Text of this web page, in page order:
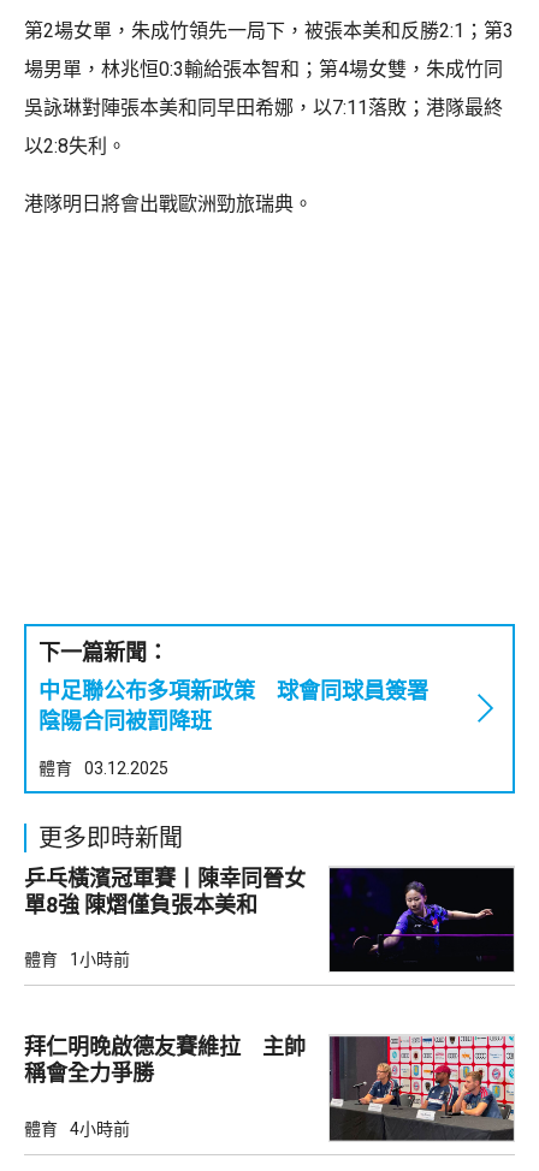
第2場女單，朱成竹領先一局下，被張本美和反勝2:1；第3
場男單，林兆恒0:3輸給張本智和；第4場女雙，朱成竹同
吳詠琳對陣張本美和同早田希娜，以7:11落敗；港隊最終
以2:8失利。
港隊明日將會出戰歐洲勁旅瑞典。
下一篇新聞：
中足聯公布多項新政策 球會同球員簽署
陰陽合同被罰降班
體育 03.12.2025
更多即時新聞
乒乓橫濱冠軍賽丨陳幸同晉女
單8強 陳熠僅負張本美和
體育 1小時前
拜仁明晚啟德友賽維拉 主帥
稱會全力爭勝
體育 4小時前